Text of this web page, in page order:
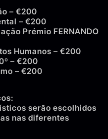
– €200
– €200
Prémio FERNANDO
Humanos – €200
– €200
– €200
serão escolhidos
nas diferentes